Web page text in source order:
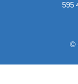
595
©